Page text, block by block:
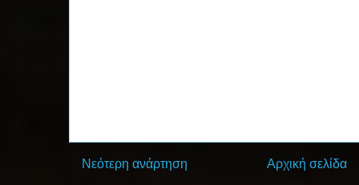
Νεότερη ανάρτηση Αρχική σελίδα